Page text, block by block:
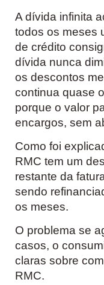
A dívida infinita
todos os meses
de crédito
dívida nunca
os descontos
continua quase
porque o valor
encargos, sem
Como foi
RMC tem um
restante da
sendo
os meses.
O problema se
casos, o
claras sobre
RMC.